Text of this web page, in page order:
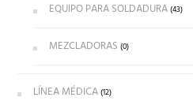
EQUIPO PARA SOLDADURA (43)
MEZCLADORAS (0)
LÍNEA MÉDICA (12)